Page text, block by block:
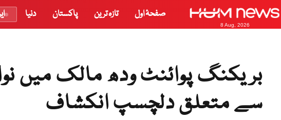
8 Aug, 2026
صفحۂ اول تازہ ترین پاکستان دنیا
بریکنگ پوائنٹ ودھ مالک میں
سے متعلق دلچسپ انکشاف